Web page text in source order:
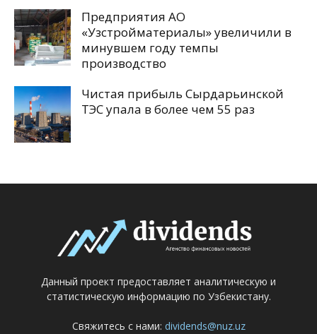
Предприятия АО
«Узстройматериалы» увеличили в
минувшем году темпы
производство
Чистая прибыль Сырдарьинской
ТЭС упала в более чем 55 раз
Данный проект предоставляет аналитическую и
статистическую информацию по Узбекистану.
Свяжитесь с нами: dividends@nuz.uz